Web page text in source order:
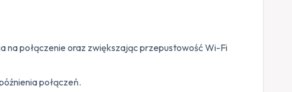
na połączenie oraz zwiększając przepustowość Wi-Fi
połączeń.